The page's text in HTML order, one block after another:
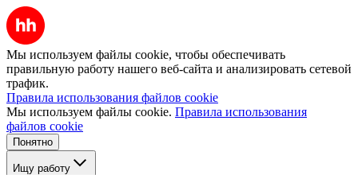
Мы используем файлы cookie, чтобы обеспечивать
правильную работу нашего веб-сайта и анализировать сетевой
трафик.
Правила использования файлов cookie
Мы используем файлы cookie. Правила использования
файлов cookie
Понятно
Ищу работу